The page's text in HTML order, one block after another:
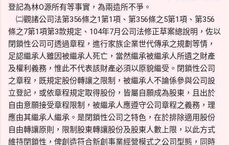
登記為林O源所有等事實，為兩造所不爭。
㈡觀諸公司法第356條之1第1項、第356條之5第1項、第356
條之7第1項第3款規定、104年7月公司法修正草案總說明，佐以
閉鎖性公司可透過章程，進行家族企業世代傳承之規劃等情，
足認繼承人雖因被繼承人死亡，當然繼承被繼承人所遺之財產
及權利義務，惟此不代表該財產必須以原貌繼受。閉鎖性公司
之章程，既規定股份轉讓之限制，被繼承人不論係參與公司設
立登記，或依章程規定取得股份，皆屬自願成為股東，且出於
自由意願接受章程限制，被繼承人應遵守公司章程之義務，理
應由其繼承人繼承。是閉鎖性公司之特色，在於排除適用股份
自由轉讓原則，限制股東轉讓股份及股東人數上限，以此方式
維持閉鎖性，俾創造符合新創事業經營模式之公司型態，同時